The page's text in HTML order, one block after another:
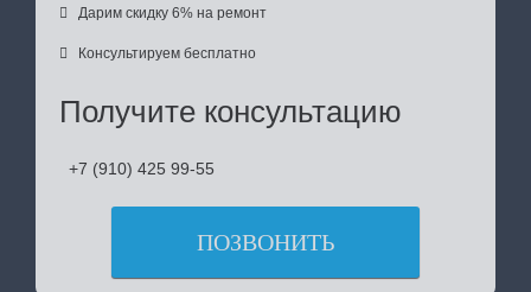
 Дарим скидку 6% на ремонт
 Консультируем бесплатно
Получите консультацию
+7 (910) 425 99-55
ПОЗВОНИТЬ